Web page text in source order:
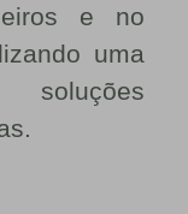
e no
uma